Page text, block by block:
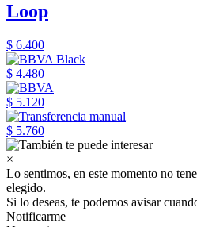
Loop
$ 6.400
$ 4.480
$ 5.120
$ 5.760
×
Lo sentimos, en este momento no
elegido.
Si lo deseas, te podemos avisar
Notificarme